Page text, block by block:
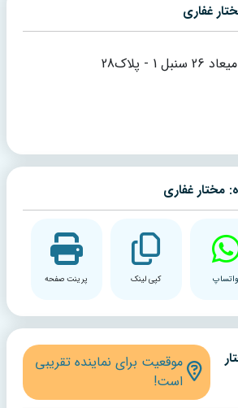
غفاری
- پلاک28
مختار غفاری
واتساپ کپی لینک پرینت صفحه
موقعیت برای نماینده تقریبی
است!